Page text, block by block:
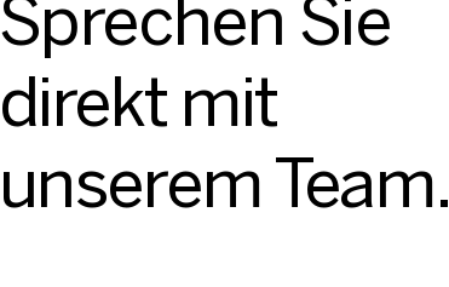
Sprechen Sie
direkt mit
unserem Team.